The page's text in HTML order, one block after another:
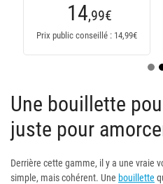
14,99€
Prix public conseillé : 14,99€
Une bouillette
juste pour
Derrière cette gamme, il y a une vraie
simple, mais cohérent. Une bouillette